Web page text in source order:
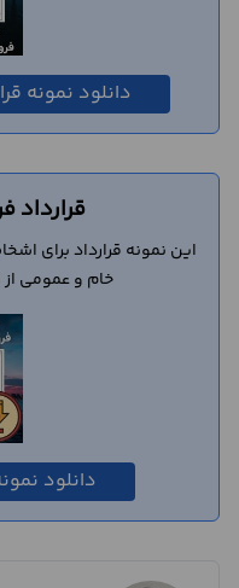
دانلود نمونه
قرارداد
این نمونه قرارداد برای
خام و عمومی از
دانلود